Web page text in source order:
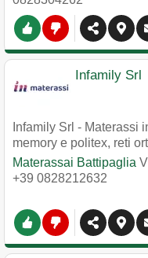
Infamily Srl
Infamily Srl - Materassi
memory e politex, reti
Materassai Battipaglia
+39 0828212632